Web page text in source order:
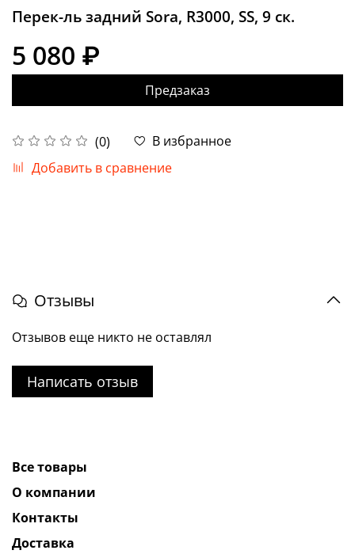
Перек-ль задний Sora, R3000, SS, 9 ск.
(0)
В избранное
Добавить в сравнение
5 080 ₽
Предзаказ
Отзывы
Отзывов еще никто не оставлял
Написать отзыв
Все товары
О компании
Контакты
Доставка